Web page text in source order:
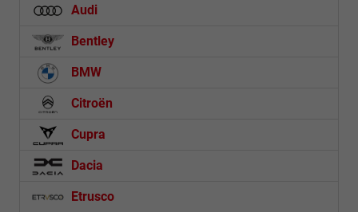
Audi
Bentley
BMW
Citroën
Cupra
Dacia
Etrusco